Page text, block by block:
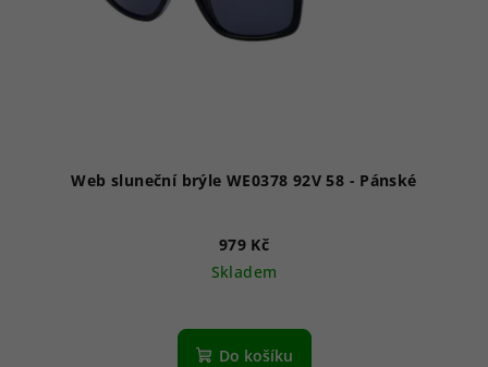
Web sluneční brýle WE0378 92V 58 - Pánské
979 Kč
Skladem
Do košíku